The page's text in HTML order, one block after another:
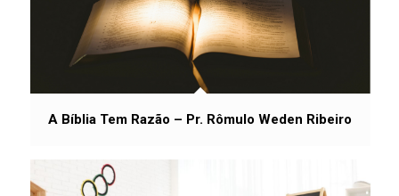
A Bíblia Tem Razão – Pr. Rômulo Weden Ribeiro